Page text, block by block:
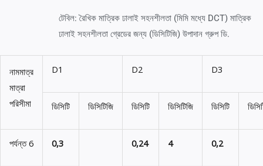
টেবিল: রৈখিক মাত্রিক ঢালাই সহনশীলতা (মিমি মধ্যে DCT) মাত্রিক
ঢালাই সহনশীলতা গ্রেডের জন্য (ডিসিটিজি) উপাদান গ্রুপ ডি.
নামমাত্র
মাত্রা
পরিসীমা
D1 D2 D3
ডিসিটি ডিসিটিজি ডিসিটি ডিসিটিজি ডিসিটি
পর্যন্ত 6 0,3 0,24 4 0,2